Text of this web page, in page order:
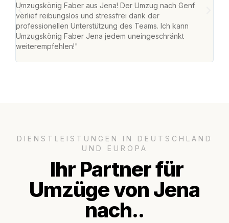
Umzugskönig Faber aus Jena! Der Umzug nach Genf
verlief reibungslos und stressfrei dank der
professionellen Unterstützung des Teams. Ich kann
Umzugskönig Faber Jena jedem uneingeschränkt
weiterempfehlen!"
DIENSTLEISTUNGEN IN DEUTSCHLAND
UND EUROPA
Ihr Partner für
Umzüge von Jena
nach..